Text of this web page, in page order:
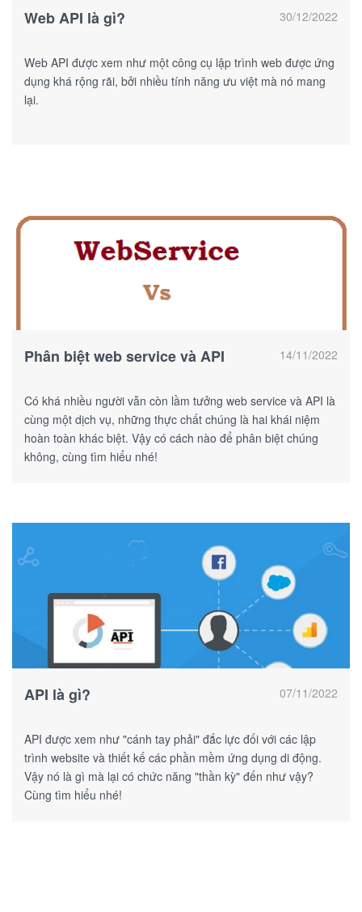
30/12/2022
Web API là gì?
Web API được xem như một công cụ lập trình web được ứng
dụng khá rộng rãi, bởi nhiều tính năng ưu việt mà nó mang
lại.
14/11/2022
Phân biệt web service và API
Có khá nhiều người vẫn còn lầm tưởng web service và API là
cùng một dịch vụ, những thực chất chúng là hai khái niệm
hoàn toàn khác biệt. Vậy có cách nào để phân biệt chúng
không, cùng tìm hiểu nhé!
07/11/2022
API là gì?
API được xem như "cánh tay phải" đắc lực đối với các lập
trình website và thiết kế các phần mềm ứng dụng di động.
Vậy nó là gì mà lại có chức năng "thần kỳ" đến như vậy?
Cùng tìm hiểu nhé!